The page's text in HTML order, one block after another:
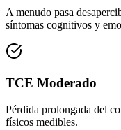
A menudo pasa
síntomas cognitivos y
TCE Moderado
Pérdida prolongada del
físicos medibles.